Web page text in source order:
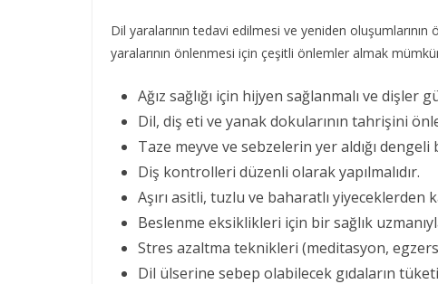
Dil yaralarının tedavi edilmesi ve yeniden
yaralarının önlenmesi için çeşitli önlemler almak
Ağız sağlığı için hijyen sağlanmalı ve dişler
Dil, diş eti ve yanak dokularının tahrişini
Taze meyve ve sebzelerin yer aldığı
Diş kontrolleri düzenli olarak yapılmalıdır.
Aşırı asitli, tuzlu ve baharatlı yiyeceklerden
Beslenme eksiklikleri için bir sağlık
Stres azaltma teknikleri (meditasyon,
Dil ülserine sebep olabilecek gıdaların